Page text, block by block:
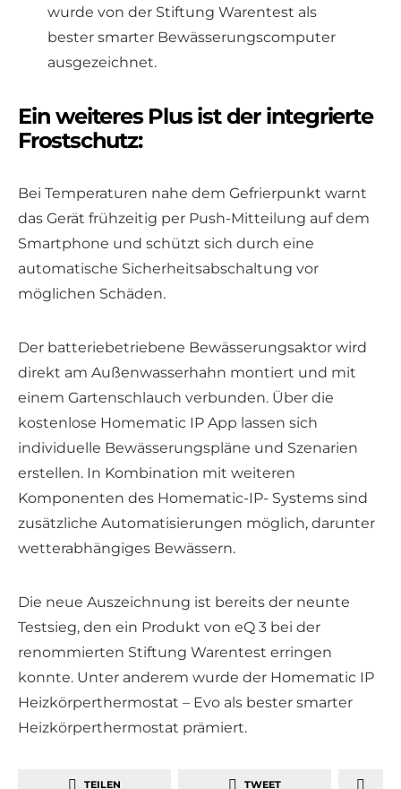
wurde von der Stiftung Warentest als
bester smarter Bewässerungscomputer
ausgezeichnet.
Ein weiteres Plus ist der integrierte
Frostschutz:
Bei Temperaturen nahe dem Gefrierpunkt warnt
das Gerät frühzeitig per Push-Mitteilung auf dem
Smartphone und schützt sich durch eine
automatische Sicherheitsabschaltung vor
möglichen Schäden.
Der batteriebetriebene Bewässerungsaktor wird
direkt am Außenwasserhahn montiert und mit
einem Gartenschlauch verbunden. Über die
kostenlose Homematic IP App lassen sich
individuelle Bewässerungspläne und Szenarien
erstellen. In Kombination mit weiteren
Komponenten des Homematic-IP- Systems sind
zusätzliche Automatisierungen möglich, darunter
wetterabhängiges Bewässern.
Die neue Auszeichnung ist bereits der neunte
Testsieg, den ein Produkt von eQ 3 bei der
renommierten Stiftung Warentest erringen
konnte. Unter anderem wurde der Homematic IP
Heizkörperthermostat – Evo als bester smarter
Heizkörperthermostat prämiert.
TEILEN TWEET